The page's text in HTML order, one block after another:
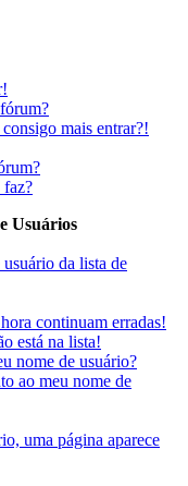
mais entrar?!
faz?
Usuários
da lista de
continuam erradas!
está na lista!
nome de usuário?
ao meu nome de
uma página aparece